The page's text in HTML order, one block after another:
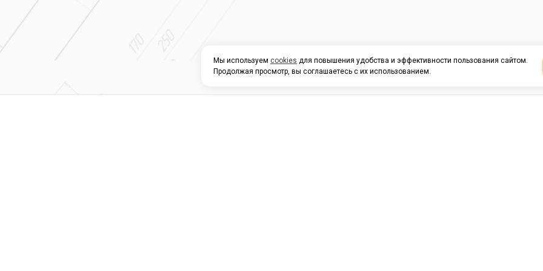
Мы используем cookies для повышения удобства и эффективности пользования сайтом.
Продолжая просмотр, вы соглашаетесь с их использованием.